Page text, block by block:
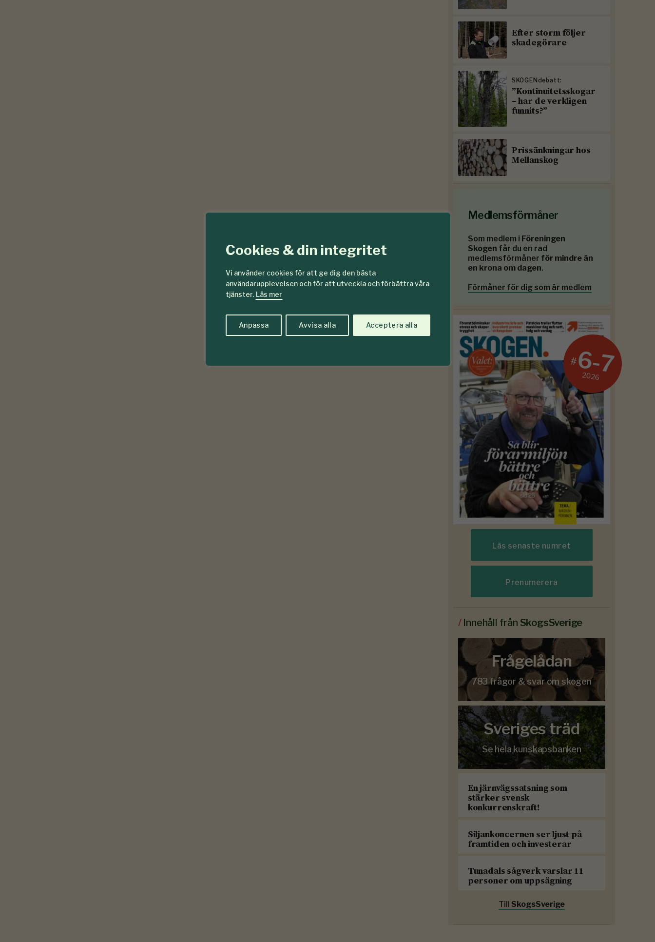
Cookies & din integritet
Vi använder cookies för att ge dig den bästa
användarupplevelsen och för att utveckla och förbättra våra
tjänster. Läs mer
Anpassa Avvisa alla Acceptera alla
Efter storm följer
skadegörare
SKOGENdebatt:
”Kontinuitetsskogar
– har de verkligen
funnits?”
Prissänkningar hos
Mellanskog
Medlemsförmåner
Som medlem i Föreningen
Skogen får du en rad
medlemsförmåner för mindre än
en krona om dagen.
Förmåner för dig som är medlem
#6-7
2026
Läs senaste numret
Prenumerera
/ Innehåll från SkogsSverige
Frågelådan
783 frågor & svar om skogen
Sveriges träd
Se hela kunskapsbanken
En järnvägssatsning som
stärker svensk
konkurrenskraft!
Siljankoncernen ser ljust på
framtiden och investerar
Tunadals sågverk varslar 11
personer om uppsägning
Till SkogsSverige